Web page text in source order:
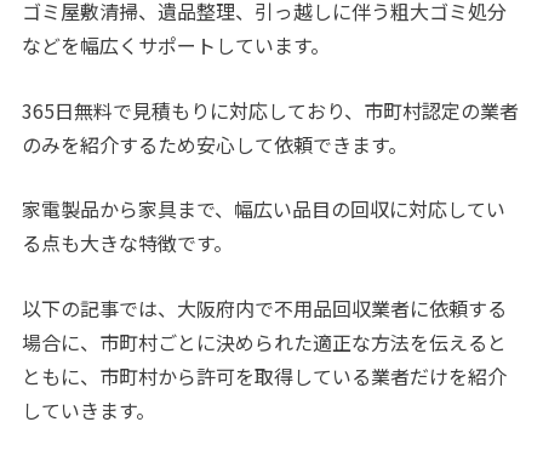
ゴミ屋敷清掃、遺品整理、引っ越しに伴う粗大ゴミ処分
などを幅広くサポートしています。
365日無料で見積もりに対応しており、市町村認定の業者
のみを紹介するため安心して依頼できます。
家電製品から家具まで、幅広い品目の回収に対応してい
る点も大きな特徴です。
以下の記事では、大阪府内で不用品回収業者に依頼する
場合に、市町村ごとに決められた適正な方法を伝えると
ともに、市町村から許可を取得している業者だけを紹介
していきます。